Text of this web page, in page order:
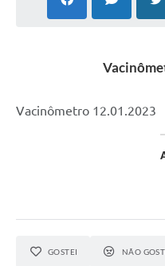
Vacinômetro 12.01.2023
GOSTEI NÃO